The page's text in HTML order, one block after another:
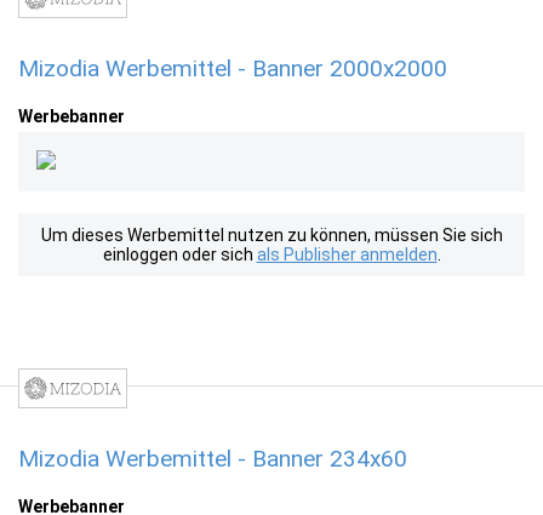
Mizodia Werbemittel - Banner 2000x2000
Werbebanner
Um dieses Werbemittel nutzen zu können, müssen Sie sich
einloggen oder sich als Publisher anmelden
Mizodia Werbemittel - Banner 234x60
Werbebanner